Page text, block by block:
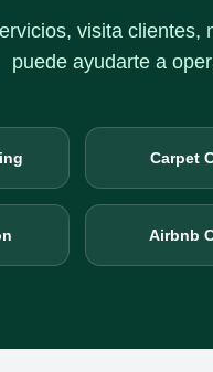
visita
puede ayudarte a
Carpet
Airbnb